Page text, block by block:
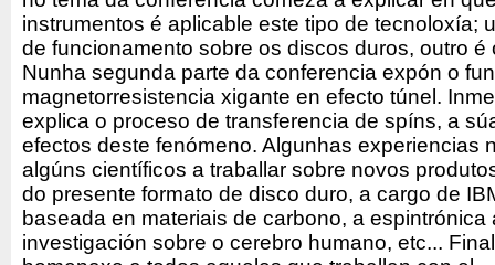
instrumentos é aplicable este tipo de tecnoloxía;
de funcionamento sobre os discos duros, outro é
Nunha segunda parte da conferencia expón o
magnetorresistencia xigante en efecto túnel.
explica o proceso de transferencia de spíns, a
efectos deste fenómeno. Algunhas experiencias
algúns científicos a traballar sobre novos
do presente formato de disco duro, a cargo de
baseada en materiais de carbono, a espintrónica
investigación sobre o cerebro humano, etc...